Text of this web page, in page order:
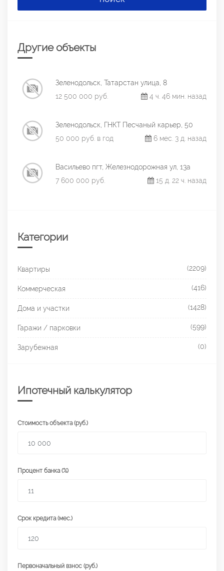
Другие объекты
Зеленодольск, Татарстан улица, 8
12 500 000 руб.
4 ч. 46 мин. назад
Зеленодольск, ГНКТ Песчаный карьер, 50
50 000 руб. в год
6 мес. 3 д. назад
Васильево пгт, Железнодорожная ул, 13а
7 600 000 руб.
15 д. 22 ч. назад
Категории
Квартиры (2209)
Коммерческая (416)
Дома и участки (1428)
Гаражи / парковки (599)
Зарубежная (0)
Ипотечный калькулятор
Стоимость объекта (руб.)
Процент банка (%)
Срок кредита (мес.)
Первоначальный взнос (руб.)